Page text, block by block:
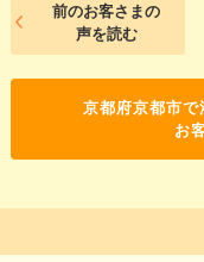
前のお客さまの
声を読む
京都府京都市で
お